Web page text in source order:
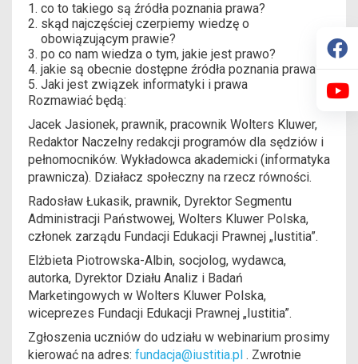
co to takiego są źródła poznania prawa?
skąd najczęściej czerpiemy wiedzę o
obowiązującym prawie?
po co nam wiedza o tym, jakie jest prawo?
jakie są obecnie dostępne źródła poznania prawa?
Jaki jest związek informatyki i prawa
Rozmawiać będą:
Jacek Jasionek, prawnik, pracownik Wolters Kluwer,
Redaktor Naczelny redakcji programów dla sędziów i
pełnomocników. Wykładowca akademicki (informatyka
prawnicza). Działacz społeczny na rzecz równości.
Radosław Łukasik, prawnik, Dyrektor Segmentu
Administracji Państwowej, Wolters Kluwer Polska,
członek zarządu Fundacji Edukacji Prawnej „Iustitia”.
Elżbieta Piotrowska-Albin, socjolog, wydawca,
autorka, Dyrektor Działu Analiz i Badań
Marketingowych w Wolters Kluwer Polska,
wiceprezes Fundacji Edukacji Prawnej „Iustitia”.
Zgłoszenia uczniów do udziału w webinarium prosimy
kierować na adres: fundacja@iustitia.pl . Zwrotnie